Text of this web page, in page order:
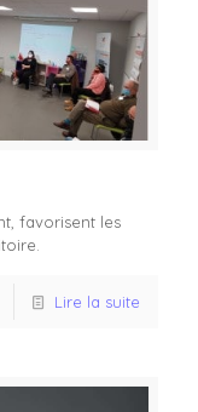
favorisent les
Lire la suite